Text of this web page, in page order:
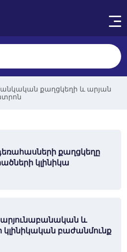
քաղցկեղի և արյան
քաղցկեղը
կլինիկա
և
բաժանմունք